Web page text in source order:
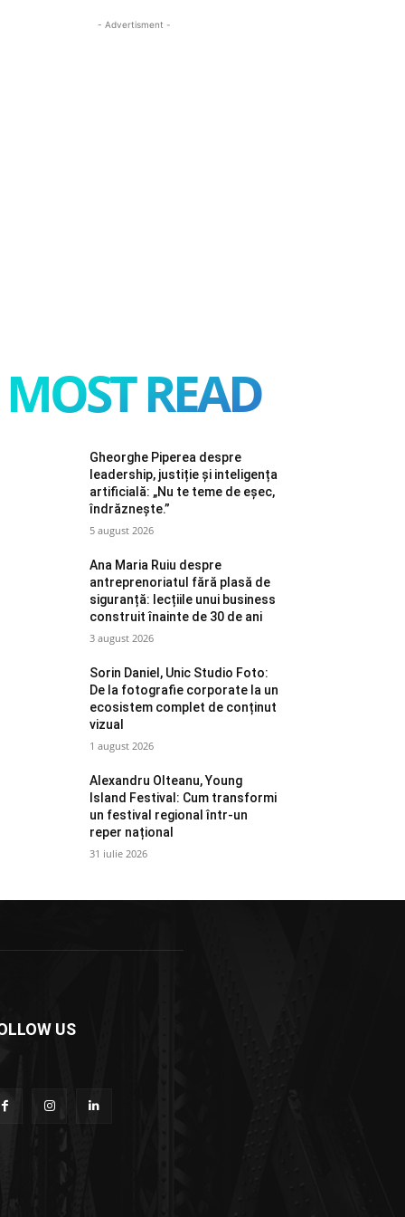
- Advertisment -
MOST READ
Gheorghe Piperea despre
leadership, justiție și inteligența
artificială: „Nu te teme de eșec,
îndrăznește.”
5 august 2026
Ana Maria Ruiu despre
antreprenoriatul fără plasă de
siguranță: lecțiile unui business
construit înainte de 30 de ani
3 august 2026
Sorin Daniel, Unic Studio Foto:
De la fotografie corporate la un
ecosistem complet de conținut
vizual
1 august 2026
Alexandru Olteanu, Young
Island Festival: Cum transformi
un festival regional într-un
reper național
31 iulie 2026
US